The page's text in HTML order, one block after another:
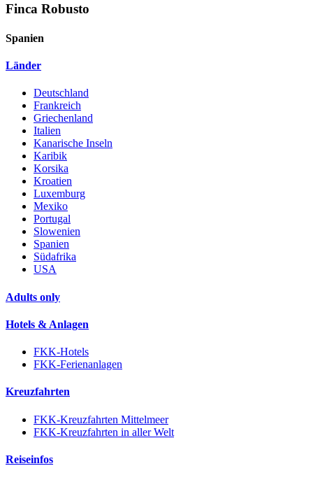
Finca Robusto
Spanien
Länder
Deutschland
Frankreich
Griechenland
Italien
Kanarische Inseln
Karibik
Korsika
Kroatien
Luxemburg
Mexiko
Portugal
Slowenien
Spanien
Südafrika
USA
Adults only
Hotels & Anlagen
FKK-Hotels
FKK-Ferienanlagen
Kreuzfahrten
FKK-Kreuzfahrten Mittelmeer
FKK-Kreuzfahrten in aller Welt
Reiseinfos